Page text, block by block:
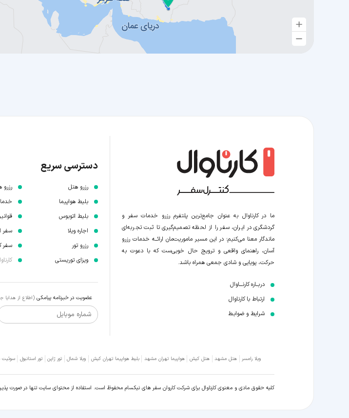
ما در کارناوال به عنوان جامع‌ترین پلتفرم رزرو خدمات سفر و
گردشگری در ایران، سفر را از لحظه‌ تصمیم‌گیری تا ثبت تجربه‌ای
ماندگار معنا می‌کنیم؛ در این مسیر‍ ماموریت‌مان اراﺋــﻪ خدمات رزرو
آسان، راهنمای واقعی و ترویج حال خوبی‌ست که با دعوت به
حرکت، پویایی و شادی جمعی همراه باشد.
دربــاره کارنـــاوال
ارتباط با کارناوال
شرایط و ضوابـط
دسترسی سریع
رزرو هتل
بلیط هواپیما
بلیط اتوبوس
اجاره ویلا
رزرو تور
ویزای توریستی
سفر
سفر
عضویت در خبرنامه پیامکی (اطلاع از هدایا
شماره موبایل
ویلا رامسر هتل مشهد هتل کیش هواپیما تهران مشهد بلیط هواپیما تهران کیش ویلا شمال تور ژاپن تور استانبول
کلیه حقوق مادی و معنوی کارناوال برای شرکت کاروان سفر های نیکسام محفوظ است. استفاده از محتوای سایت تنها در صورت